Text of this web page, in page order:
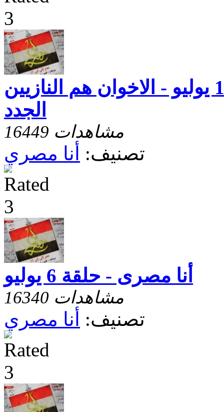
انا مصرى - حلقة 10 يوليو - الاخوان هم النازيين
الجدد
16449 مشاهدات
تصنيف: أنا مصري
أنا مصرى - حلقة 6 يوليو
16340 مشاهدات
تصنيف: أنا مصري